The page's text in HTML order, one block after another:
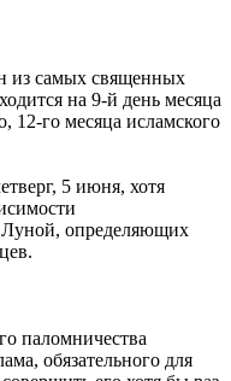
на 9-й день месяца
12-го месяца исламского
5 июня, хотя
Луной, определяющих
паломничества
обязательного для